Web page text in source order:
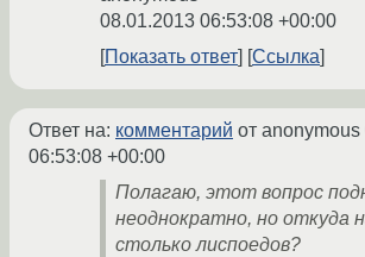
08.01.2013 06:53:08 +00:00
Показать ответ
Ссылка
Ответ на: комментарий от anonymous
06:53:08 +00:00
Полагаю, этот вопрос
неоднократно, но откуда
столько лиспоедов?